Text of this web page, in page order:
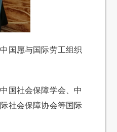
国愿与国际劳工组织
国社会保障学会、中
社会保障协会等国际